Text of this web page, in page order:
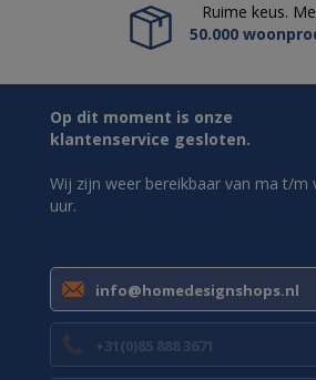
Ruime keus.
50.000
Op dit moment is onze
klantenservice gesloten.
Wij zijn weer bereikbaar van ma t/m
uur.
info@homedesignshops.nl
+31(0)85 888 3671